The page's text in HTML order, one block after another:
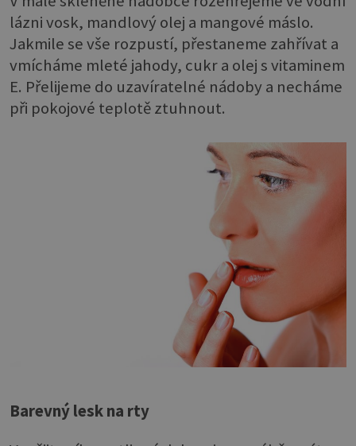
lázni vosk, mandlový olej a mangové máslo.
Jakmile se vše rozpustí, přestaneme zahřívat a
vmícháme mleté jahody, cukr a olej s vitaminem
E. Přelijeme do uzavíratelné nádoby a necháme
při pokojové teplotě ztuhnout.
Barevný lesk na rty